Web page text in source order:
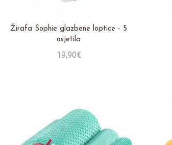
Žirafa Sophie glazbene loptice - 5
osjetila
19,90€